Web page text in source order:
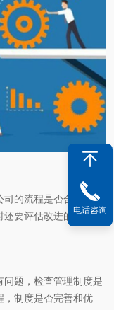
的流程是否合理、是
还要评估改进的可能
题，检查管理制度是
，制度是否完善和优
电话咨询